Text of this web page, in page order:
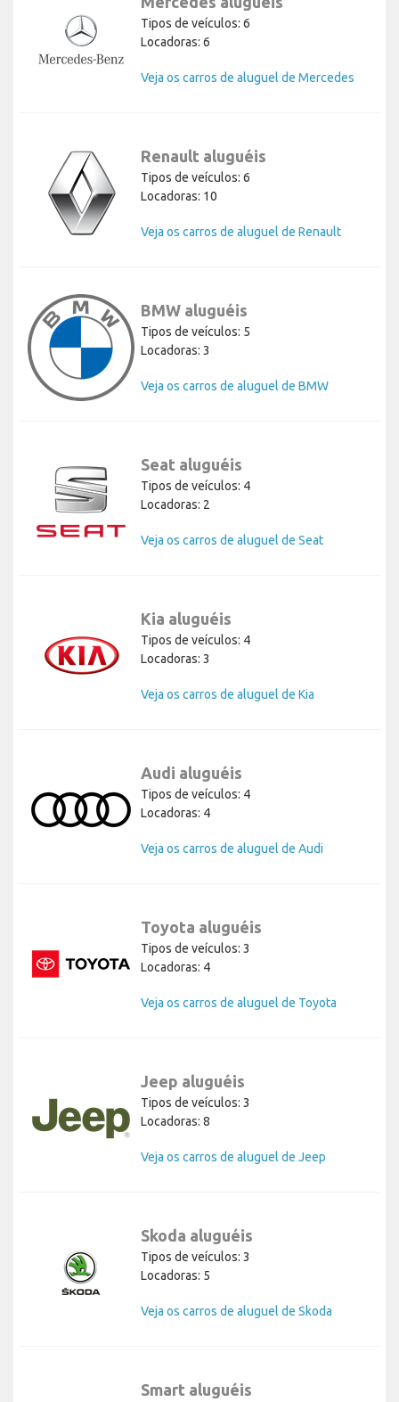
Tipos de veículos: 6
Locadoras: 6
Veja os carros de aluguel de Mercedes
Renault aluguéis
Tipos de veículos: 6
Locadoras: 10
Veja os carros de aluguel de Renault
BMW aluguéis
Tipos de veículos: 5
Locadoras: 3
Veja os carros de aluguel de BMW
Seat aluguéis
Tipos de veículos: 4
Locadoras: 2
Veja os carros de aluguel de Seat
Kia aluguéis
Tipos de veículos: 4
Locadoras: 3
Veja os carros de aluguel de Kia
Audi aluguéis
Tipos de veículos: 4
Locadoras: 4
Veja os carros de aluguel de Audi
Toyota aluguéis
Tipos de veículos: 3
Locadoras: 4
Veja os carros de aluguel de Toyota
Jeep aluguéis
Tipos de veículos: 3
Locadoras: 8
Veja os carros de aluguel de Jeep
Skoda aluguéis
Tipos de veículos: 3
Locadoras: 5
Veja os carros de aluguel de Skoda
Smart aluguéis